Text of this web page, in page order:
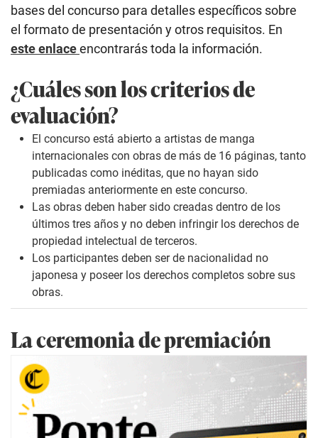
bases del concurso para detalles específicos sobre
el formato de presentación y otros requisitos. En
este enlaceencontrarás toda la información.
¿Cuáles son los criterios de
evaluación?
El concurso está abierto a artistas de manga
internacionales con obras de más de 16 páginas, tanto
publicadas como inéditas, que no hayan sido
premiadas anteriormente en este concurso.
Las obras deben haber sido creadas dentro de los
últimos tres años y no deben infringir los derechos de
propiedad intelectual de terceros.
Los participantes deben ser de nacionalidad no
japonesa y poseer los derechos completos sobre sus
obras.
La ceremonia de premiación